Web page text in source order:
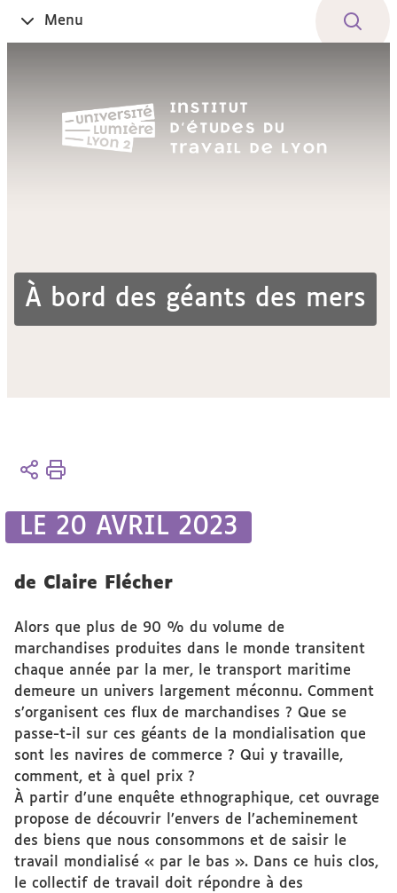
Ouvrir
le
Menu
À bord des géants des mers
Vous
Accueil
Actualités
LE 20 AVRIL 2023
de Claire Flécher
Alors que plus de 90 % du volume de
marchandises produites dans le monde transitent
chaque année par la mer, le transport maritime
demeure un univers largement méconnu. Comment
s’organisent ces flux de marchandises ? Que se
passe-t-il sur ces géants de la mondialisation que
sont les navires de commerce ? Qui y travaille,
comment, et à quel prix ?
À partir d’une enquête ethnographique, cet ouvrage
propose de découvrir l’envers de l’acheminement
des biens que nous consommons et de saisir le
travail mondialisé « par le bas ». Dans ce huis clos,
le collectif de travail doit répondre à des